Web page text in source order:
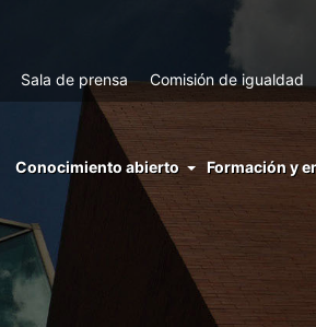
Sala de prensa Comisión de igualdad
menu
conocimiento
abierto
Conocimiento abierto Formación y